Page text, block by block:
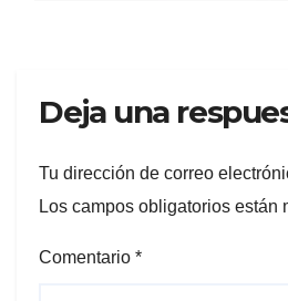
Deja una
Tu dirección de correo
Los campos obligatorios están
Comentario *